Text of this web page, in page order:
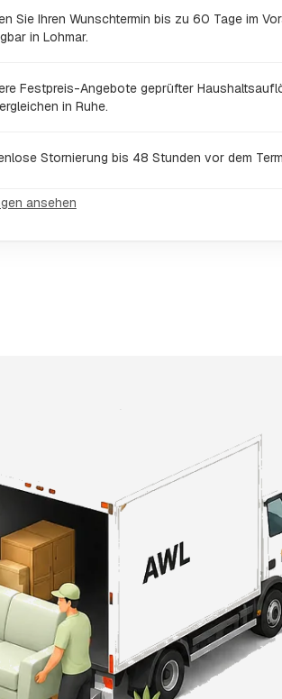
Sie Ihren Wunschtermin bis zu 60 Tage im
in Lohmar.
Festpreis-Angebote geprüfter
in Ruhe.
Stornierung bis 48 Stunden vor dem
ansehen